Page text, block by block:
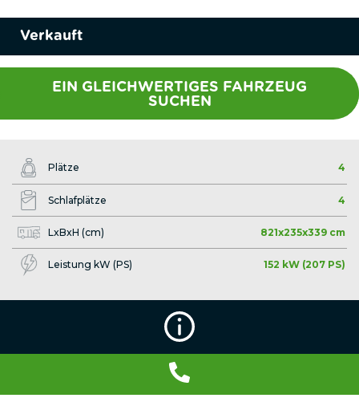
Verkauft
EIN GLEICHWERTIGES FAHRZEUG
SUCHEN
Plätze 4
Schlafplätze 4
LxBxH (cm) 821x235x339 cm
Leistung kW (PS) 152 kW (207 PS)